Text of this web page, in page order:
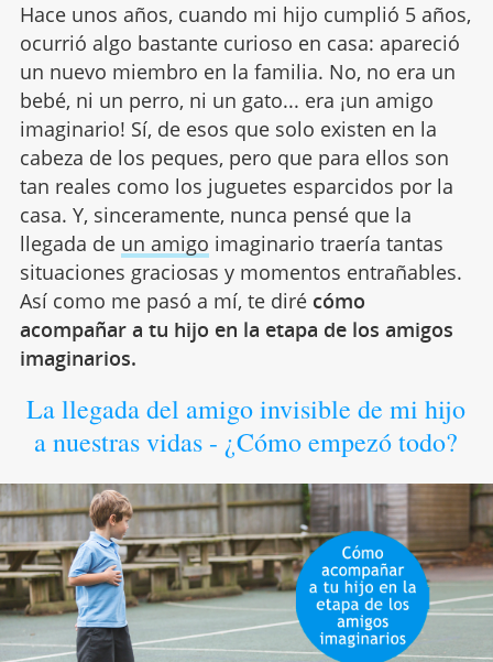
Hace unos años, cuando mi hijo cumplió 5 años,
ocurrió algo bastante curioso en casa: apareció
un nuevo miembro en la familia. No, no era un
bebé, ni un perro, ni un gato... era ¡un amigo
imaginario! Sí, de esos que solo existen en la
cabeza de los peques, pero que para ellos son
tan reales como los juguetes esparcidos por la
casa. Y, sinceramente, nunca pensé que la
llegada de un amigo imaginario traería tantas
situaciones graciosas y momentos entrañables.
Así como me pasó a mí, te dirécómo
acompañar a tu hijo en la etapa de los amigos
imaginarios.
La llegada del amigo invisible de mi hijo
a nuestras vidas - ¿Cómo empezó todo?